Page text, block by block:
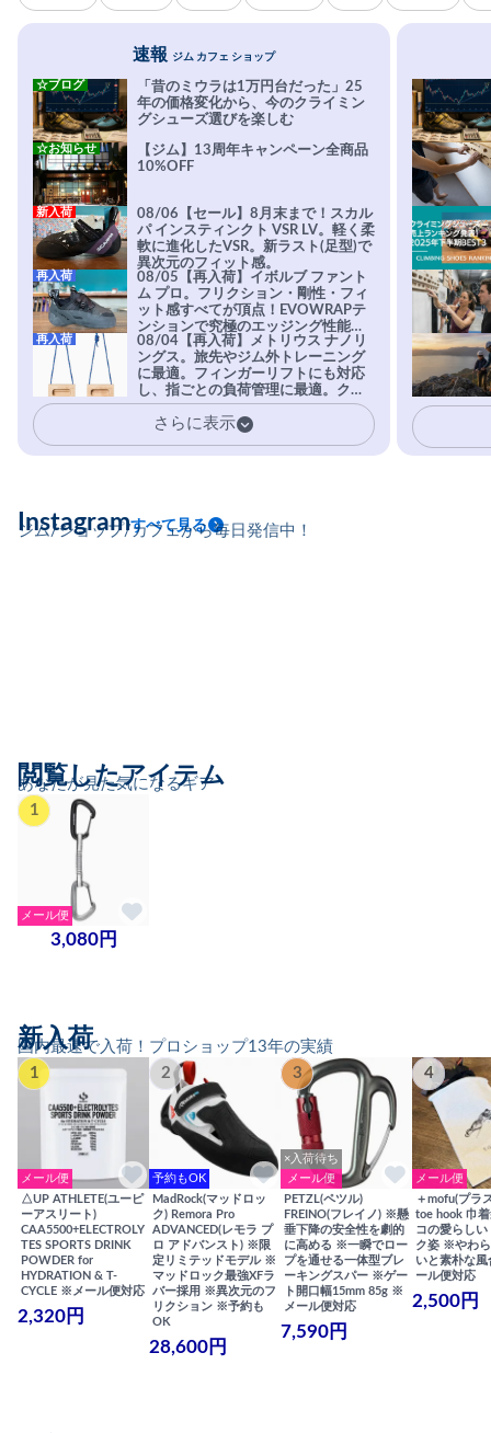
速報 ジム カフェ ショップ
「昔のミウラは1万円台だった」25
年の価格変化から、今のクライミン
グシューズ選びを楽しむ
☆ブログ
【ジム】13周年キャンペーン全商品
10%OFF
☆お知らせ
08/06【セール】8月末まで！スカル
パ インスティンクト VSR LV。軽く柔
軟に進化したVSR。新ラスト(足型)で
異次元のフィット感。
新入荷
08/05【再入荷】イボルブ ファント
ム プロ。フリクション・剛性・フィ
ット感すべてが頂点！EVOWRAPテ
ンションで究極のエッジング性能を
実現。進化系ラバーEvo-74はTRAX
を凌駕する粘着力で極小ホールドに
安心感。
再入荷
08/04【再入荷】メトリウス ナノリ
ングス。旅先やジム外トレーニング
に最適。フィンガーリフトにも対応
し、指ごとの負荷管理に最適。クラ
イマーの指を本気で鍛えるギア。
再入荷
さらに表示
ジム/ショップ/カフェから毎日発信中！
Instagramすべて見る
あなたが見た気になるギア
閲覧したアイテム
1
メール便
3,080円
国内最速で入荷！プロショップ13年の実績
新入荷
1
メール便
△UP ATHLETE(ユーピ
ーアスリート)
CAA5500+ELECTROLY
TES SPORTS DRINK
POWDER for
HYDRATION & T-
CYCLE ※メール便対応
2,320円
2
予約もOK
MadRock(マッドロッ
ク) Remora Pro
ADVANCED(レモラ プ
ロ アドバンスト) ※限
定リミテッドモデル ※
マッドロック最強XFラ
バー採用 ※異次元のフ
リクション ※予約も
OK
28,600円
3
×入荷待ち
メール便
PETZL(ペツル)
FREINO(フレイノ) ※懸
垂下降の安全性を劇的
に高める ※一瞬でロー
プを通せる一体型ブレ
ーキングスパー ※ゲー
ト開口幅15mm 85g ※
メール便対応
7,590円
4
メール便
＋mofu(プラ
toe hook 巾
コの愛らしい
ク姿 ※やわ
いと素朴な
ール便対応
2,500円